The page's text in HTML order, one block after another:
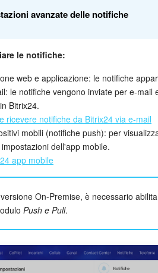
avanzate delle notifiche
e modifiche, assegnazione di
le notifiche:
web e applicazione: le notifiche
le notifiche vengono inviate per e-
Bitrix24.
ricevere notifiche da Bitrix24 via e-mail
mobili (notifiche push): per
dell'app mobile.
app mobile
On-Premise, è necessario
Push e Pull.